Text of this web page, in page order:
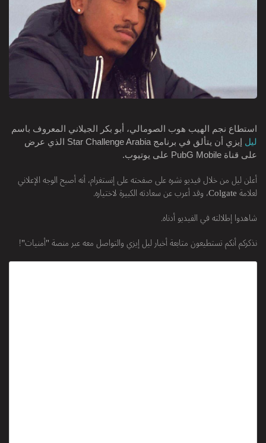
استطاع نجم الهيب هوب الصومالي، أبو بكر الجيلاني المعروف باسم
ليل
إيزي أن يتألق في برنامج Star Challenge Arabia الذي عرض
على قناة PubG Mobile على يوتيوب.
أعلن ليل من خلال فيديو نشره على صفحته على إنستغرام، أنه أصبح الوجه الإعلاني
لعلامة Colgate، وقد أعرب عن سعادته الكبيرة لاختياره.
شاهدوا إطلالته في الفيديو أدناه.
نذكركم أنكم تستطيعون متابعة أخبار ليل إيزي والتواصل معه عبر منصة "أمنيات"!